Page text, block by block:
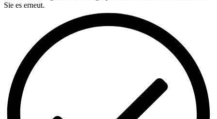
Sie es erneut.